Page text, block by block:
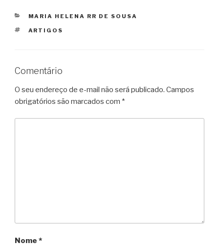
CATEGORIAS
MARIA HELENA RR DE SOUSA
TAGS
ARTIGOS
Comentário
O seu endereço de e-mail não será publicado. Campos
obrigatórios são marcados com *
Nome *